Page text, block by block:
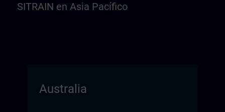
SITRAIN en Asia Pacífico
Australia